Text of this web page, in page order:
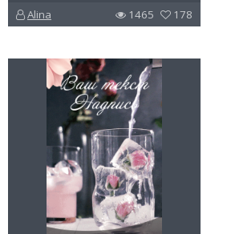
u Alina v 1465 l 178